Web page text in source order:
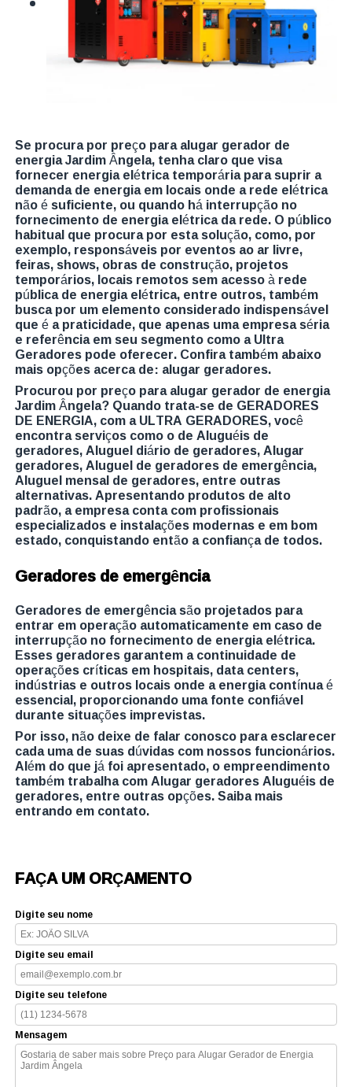
Se procura por preço para alugar gerador de
energia Jardim Ângela, tenha claro que visa
fornecer energia elétrica temporária para suprir a
demanda de energia em locais onde a rede elétrica
não é suficiente, ou quando há interrupção no
fornecimento de energia elétrica da rede. O público
habitual que procura por esta solução, como, por
exemplo, responsáveis por eventos ao ar livre,
feiras, shows, obras de construção, projetos
temporários, locais remotos sem acesso à rede
pública de energia elétrica, entre outros, também
busca por um elemento considerado indispensável
que é a praticidade, que apenas uma empresa séria
e referência em seu segmento como a Ultra
Geradores pode oferecer. Confira também abaixo
mais opções acerca de: alugar geradores.
Procurou por preço para alugar gerador de energia
Jardim Ângela? Quando trata-se de GERADORES
DE ENERGIA, com a ULTRA GERADORES, você
encontra serviços como o de Aluguéis de
geradores, Aluguel diário de geradores, Alugar
geradores, Aluguel de geradores de emergência,
Aluguel mensal de geradores, entre outras
alternativas. Apresentando produtos de alto
padrão, a empresa conta com profissionais
especializados e instalações modernas e em bom
estado, conquistando então a confiança de todos.
Geradores de emergência
Geradores de emergência são projetados para
entrar em operação automaticamente em caso de
interrupção no fornecimento de energia elétrica.
Esses geradores garantem a continuidade de
operações críticas em hospitais, data centers,
indústrias e outros locais onde a energia contínua é
essencial, proporcionando uma fonte confiável
durante situações imprevistas.
Por isso, não deixe de falar conosco para esclarecer
cada uma de suas dúvidas com nossos funcionários.
Além do que já foi apresentado, o empreendimento
também trabalha com Alugar geradores Aluguéis de
geradores, entre outras opções. Saiba mais
entrando em contato.
FAÇA UM ORÇAMENTO
Digite seu nome
Digite seu email
Digite seu telefone
Mensagem